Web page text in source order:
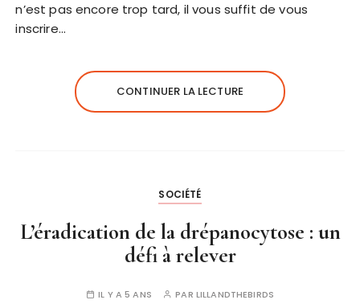
n’est pas encore trop tard, il vous suffit de vous
inscrire…
CONTINUER LA LECTURE
SOCIÉTÉ
L’éradication de la drépanocytose : un
défi à relever
IL Y A 5 ANS PAR LILLANDTHEBIRDS